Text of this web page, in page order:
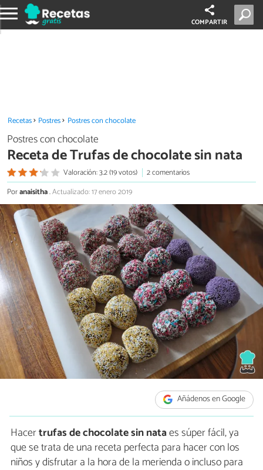
COMPARTIR
Recetas Postres Postres con chocolate
Postres con chocolate
Receta de Trufas de chocolate sin nata
Valoración: 3.2 (19 votos)
2 comentarios
Poranaisitha.Actualizado: 17 enero 2019
Añádenos en Google
Hacertrufas de chocolate sin nataes súper fácil, ya
que se trata de una receta perfecta para hacer con los
niños y disfrutar a la hora de la merienda o incluso para